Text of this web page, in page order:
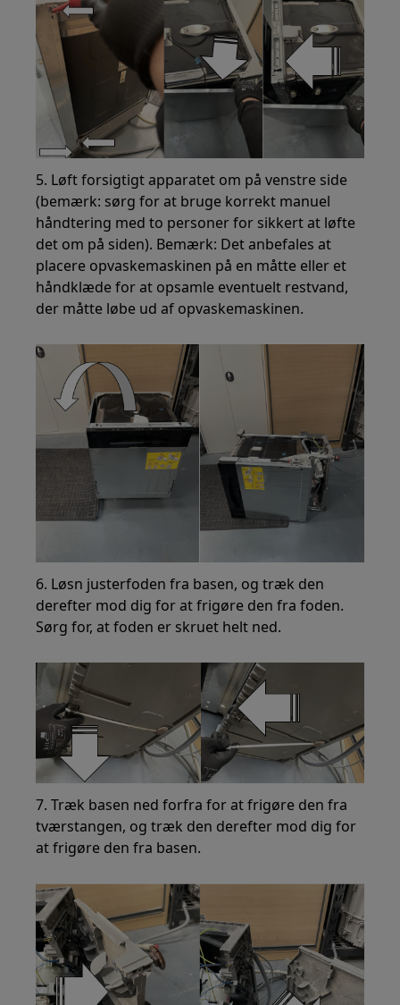
5. Løft forsigtigt apparatet om på venstre side
(bemærk: sørg for at bruge korrekt manuel
håndtering med to personer for sikkert at løfte
det om på siden). Bemærk: Det anbefales at
placere opvaskemaskinen på en måtte eller et
håndklæde for at opsamle eventuelt restvand,
der måtte løbe ud af opvaskemaskinen.
6. Løsn justerfoden fra basen, og træk den
derefter mod dig for at frigøre den fra foden.
Sørg for, at foden er skruet helt ned.
7. Træk basen ned forfra for at frigøre den fra
tværstangen, og træk den derefter mod dig for
at frigøre den fra basen.